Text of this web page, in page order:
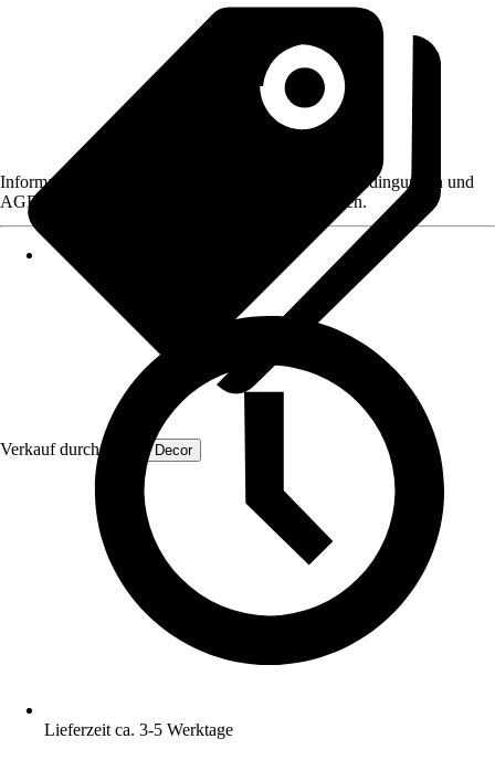
Verkauf durch: Dutch Decor
Informationen des Verkäufers, wie z. B. Rückgabebedingungen und
AGB, finden Sie bei Klick auf den Verkäufernamen.
Lieferzeit ca. 3-5 Werktage